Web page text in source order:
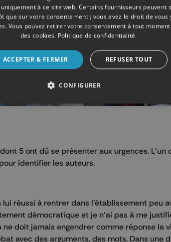
5 ont dû se présenter aux urgences. L'un
identifier les auteurs.
réussi à rentrer dans l'établissement peu
démocratique et je n'ai pas à me
doit jamais engendrer comme réponse la
avec des arguments, des mots. Dans une
uniquement à ce site web. Certains fournisseurs peuvent
que sur votre consentement ; vous avez le droit de vous
. Vous pouvez retirer votre consentement à tout
des cookies. Politique de confidentialité
ACCEPTER & FERMER REFUSER TOUT
CONFIGURER